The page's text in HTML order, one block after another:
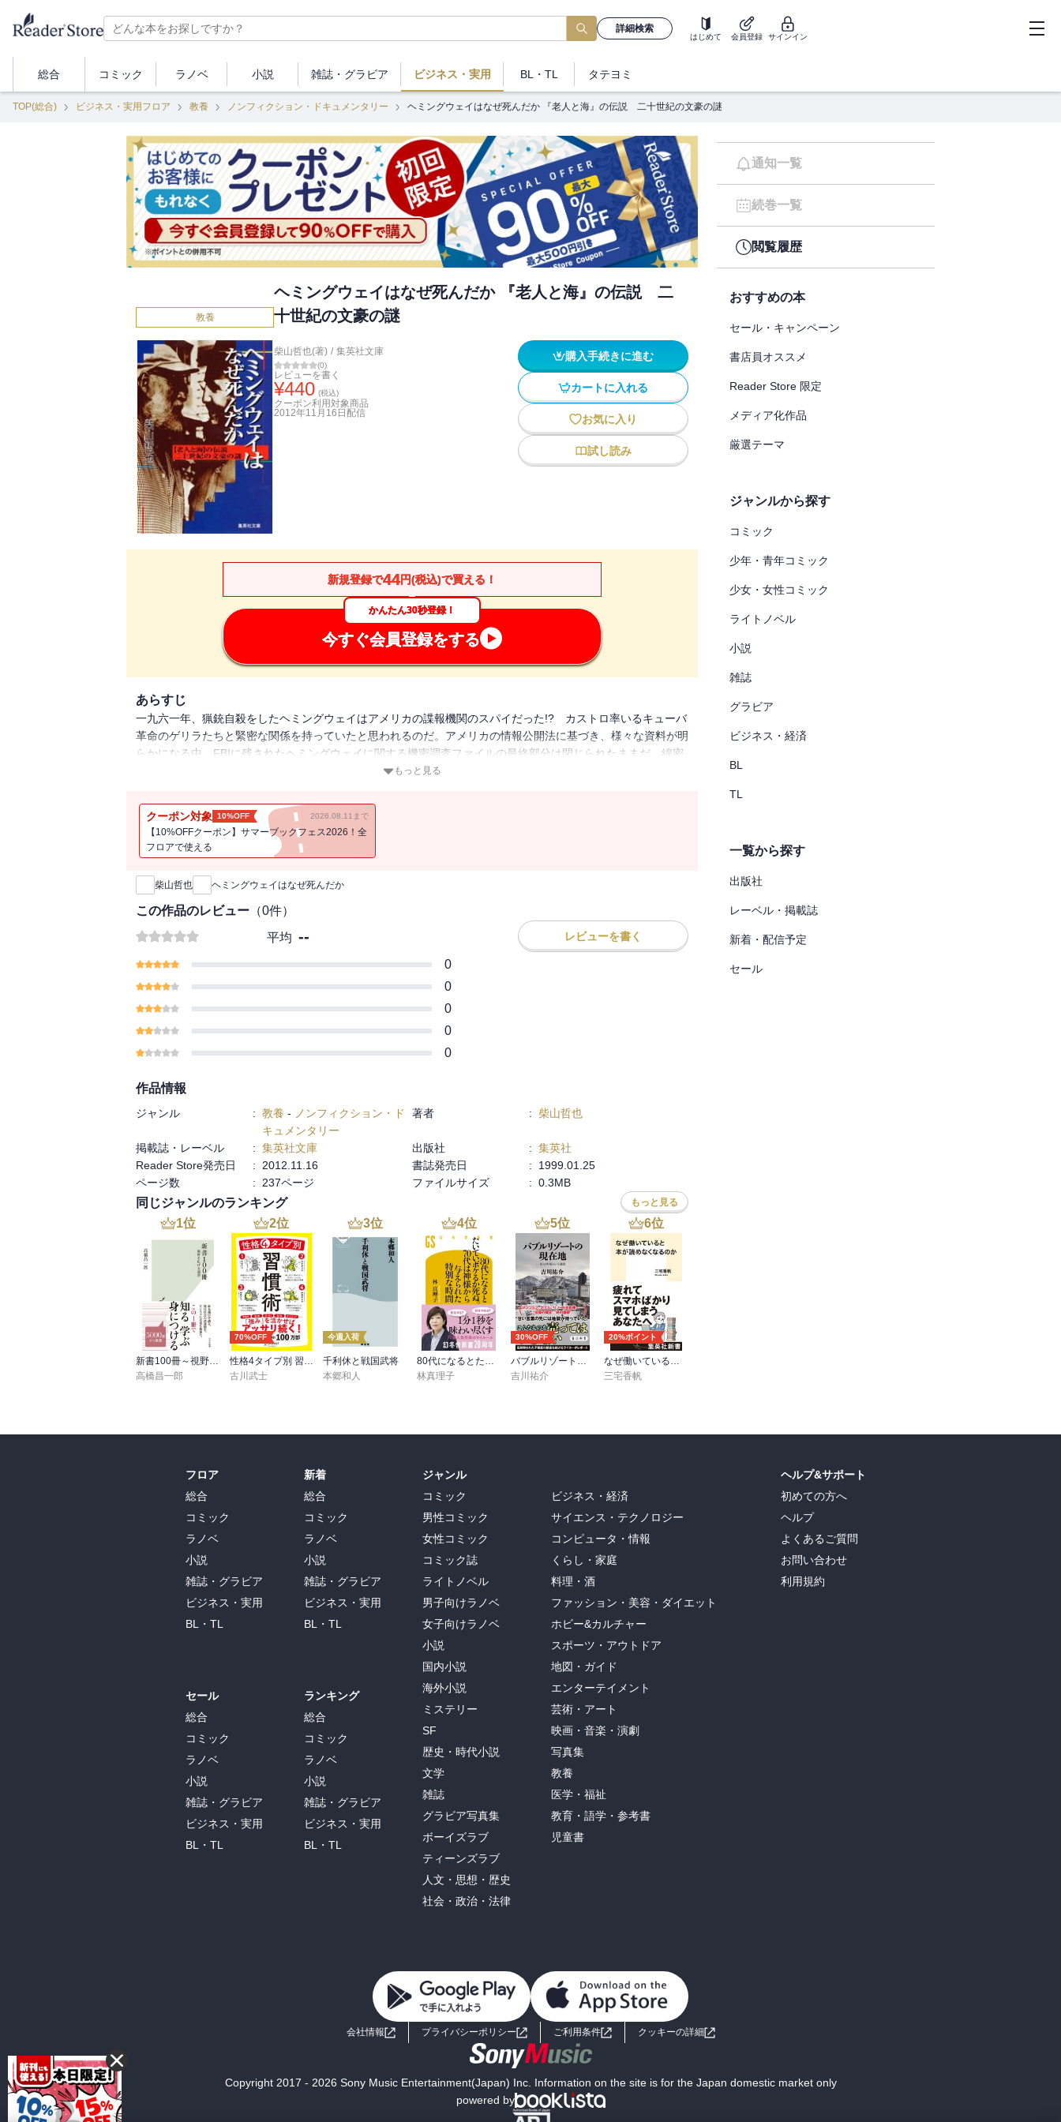
詳細検索
はじめて 会員登録 サインイン
総合 コミック ラノベ 小説 雑誌・ グラビア ビジネス ・実用 BL・TL タテヨミ
TOP(総合) ビジネス・実用フロア 教養 ノンフィクション・ドキュメンタリー ヘミングウェイはなぜ死んだか 『老人と海』の伝説 二十世紀の文豪の謎
教養
ヘミングウェイはなぜ死んだか 『老人と海』の伝説 二
十世紀の文豪の謎
柴山哲也(著) / 集英社文庫
(0)
レビューを書く
¥440 (税込)
クーポン利用対象商品
2012年11月16日 配信
購入手続きに進む
カートに入れる
お気に入り
試し読み
新規登録で44円(税込)で買える！
かんたん30秒登録！
今すぐ会員登録をする
あらすじ
一九六一年、猟銃自殺をしたヘミングウェイはアメリカの諜報機関のスパイだった!? カストロ率いるキューバ
革命のゲリラたちと緊密な関係を持っていたと思われるのだ。アメリカの情報公開法に基づき、様々な資料が明
らかになる中、FBIに残されたヘミングウェイに関する機密調査ファイルの最終部分は閉じられたままだ。綿密
な取材で、気鋭のジャーナリストが文豪の実像を追うノンフィクション。
もっと見る
クーポン対象 10%OFF 2026.08.11まで
【10%OFFクーポン】サマーブックフェス2026！全
フロアで使える
新刊通知
柴山哲也 ヘミングウェイはなぜ死んだか
この作品のレビュー （0件）
平均 -- レビューを書く
0
0
0
0
0
作品情報
ジャンル : 教養 - ノンフィクション・ド
キュメンタリー
著者 : 柴山哲也
掲載誌・レーベル : 集英社文庫 出版社 : 集英社
Reader Store発売日
: 2012.11.16 書誌発売日 :
1999.01.25
ページ数
: 237ページ ファイルサイズ : 0.3MB
同じジャンルのランキング もっと見る
1位
新書100冊～視野を広げる読書～
高橋昌一郎
2位
70%OFF
性格4タイプ別 習慣術
古川武士
3位
今週入荷
千利休と戦国武将
本郷和人
4位
80代になるとたいていボケるか死ぬ。70代は神様から与えられた特別な時間
林真理子
5位
30%OFF
バブルリゾートの現在地 区分所有という迷宮
吉川祐介
6位
20%ポイント
なぜ働いていると本が読めなくなるのか
三宅香帆
通知一覧
続巻一覧
閲覧履歴
おすすめの本
セール・キャンペーン
書店員オススメ
Reader Store 限定
メディア化作品
厳選テーマ
ジャンルから探す
コミック
少年・青年コミック
少女・女性コミック
ライトノベル
小説
雑誌
グラビア
ビジネス・経済
BL
TL
一覧から探す
出版社
レーベル・掲載誌
新着・配信予定
セール
フロア
総合
コミック
ラノベ
小説
雑誌・グラビア
ビジネス・実用
BL・TL
セール
総合
コミック
ラノベ
小説
雑誌・グラビア
ビジネス・実用
BL・TL
新着
総合
コミック
ラノベ
小説
雑誌・グラビア
ビジネス・実用
BL・TL
ランキング
総合
コミック
ラノベ
小説
雑誌・グラビア
ビジネス・実用
BL・TL
ジャンル
コミック
男性コミック
女性コミック
コミック誌
ライトノベル
男子向けラノベ
女子向けラノベ
小説
国内小説
海外小説
ミステリー
SF
歴史・時代小説
文学
雑誌
グラビア写真集
ボーイズラブ
ティーンズラブ
人文・思想・歴史
社会・政治・法律
ビジネス・経済
サイエンス・テクノロジー
コンピュータ・情報
くらし・家庭
料理・酒
ファッション・美容・ダイエット
ホビー&カルチャー
スポーツ・アウトドア
地図・ガイド
エンターテイメント
芸術・アート
映画・音楽・演劇
写真集
教養
医学・福祉
教育・語学・参考書
児童書
ヘルプ&サポート
初めての方へ
ヘルプ
よくあるご質問
お問い合わせ
利用規約
会社情報 プライバシーポリシー ご利用条件 クッキーの詳細
Copyright 2017 - 2026 Sony Music Entertainment(Japan) Inc. Information on the site is for the Japan domestic market only
powered by